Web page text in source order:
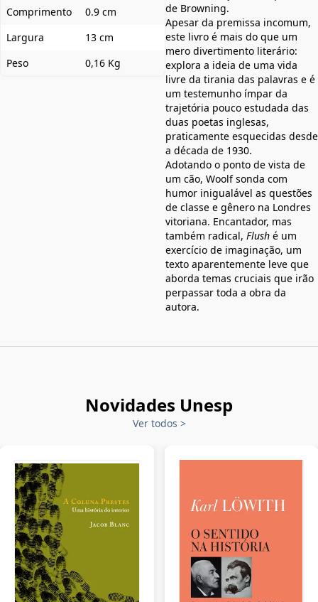
Comprimento
0.9 cm
Largura
13 cm
Peso
0,16 Kg
de Browning.
Apesar da premissa incomum,
este livro é mais do que um
mero divertimento literário:
explora a ideia de uma vida
livre da tirania das palavras e é
um testemunho ímpar da
trajetória pouco estudada das
duas poetas inglesas,
praticamente esquecidas desde
a década de 1930.
Adotando o ponto de vista de
um cão, Woolf sonda com
humor inigualável as questões
de classe e gênero na Londres
vitoriana. Encantador, mas
também radical, Flush é um
exercício de imaginação, um
texto aparentemente leve que
aborda temas cruciais que irão
perpassar toda a obra da
autora.
Novidades Unesp
Ver todos >